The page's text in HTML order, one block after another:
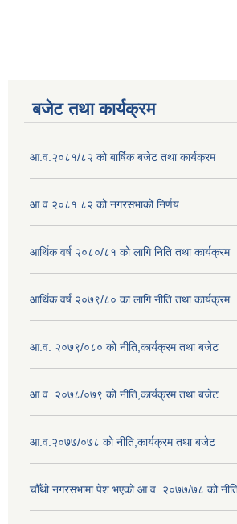
बजेट तथा कार्यक्रम
आ.व.२०८१/८२ को बार्षिक बजेट तथा कार्यक्रम
आ.व.२०८१ ८२ को नगरसभाको निर्णय
आर्थिक वर्ष २०८०/८१ को लागि निति तथा कार्यक्रम
आर्थिक वर्ष २०७९/८० का लागि नीति तथा कार्यक्रम
आ.व. २०७९/०८० को नीति,कार्यक्रम तथा बजेट
आ.व. २०७८/०७९ को नीति,कार्यक्रम तथा बजेट
आ.व.२०७७/०७८ को नीति,कार्यक्रम तथा बजेट
चौँथो नगरसभामा पेश भएको आ.व. २०७७/७८ को